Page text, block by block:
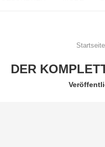
Startseite
DER